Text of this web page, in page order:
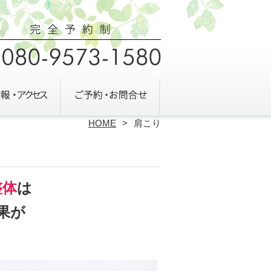
HOME 肩こり
は
が